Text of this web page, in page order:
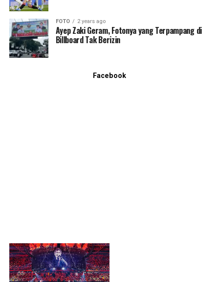
FOTO 2 years ago
Ayep Zaki Geram, Fotonya yang Terpampang di
Billboard Tak Berizin
Facebook